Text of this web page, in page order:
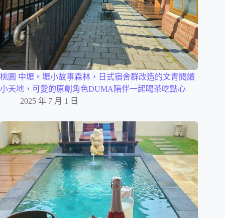
桃園 中壢。壢小故事森林，日式宿舍群改造的文青閱讀
小天地，可愛的原創角色DUMA陪伴一起喝茶吃點心
2025 年 7 月 1 日